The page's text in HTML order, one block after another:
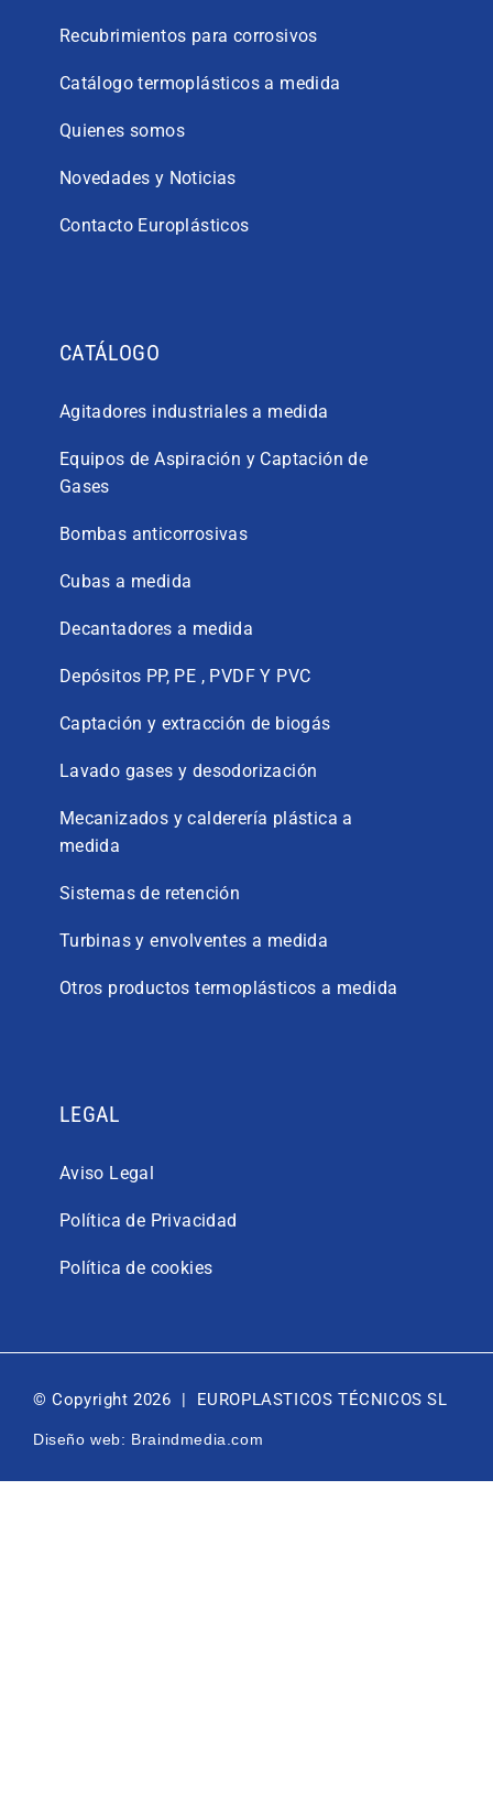
Recubrimientos para corrosivos
Catálogo termoplásticos a medida
Quienes somos
Novedades y Noticias
Contacto Europlásticos
CATÁLOGO
Agitadores industriales a medida
Equipos de Aspiración y Captación de
Gases
Bombas anticorrosivas
Cubas a medida
Decantadores a medida
Depósitos PP, PE , PVDF Y PVC
Captación y extracción de biogás
Lavado gases y desodorización
Mecanizados y calderería plástica a
medida
Sistemas de retención
Turbinas y envolventes a medida
Otros productos termoplásticos a medida
LEGAL
Aviso Legal
Política de Privacidad
Política de cookies
© Copyright 2026 | EUROPLASTICOS TÉCNICOS SL
Diseño web: Braindmedia.com